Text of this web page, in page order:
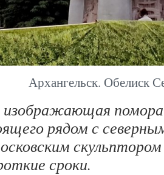
Архангельск. Обелиск
изображающая
рядом с
сроки.